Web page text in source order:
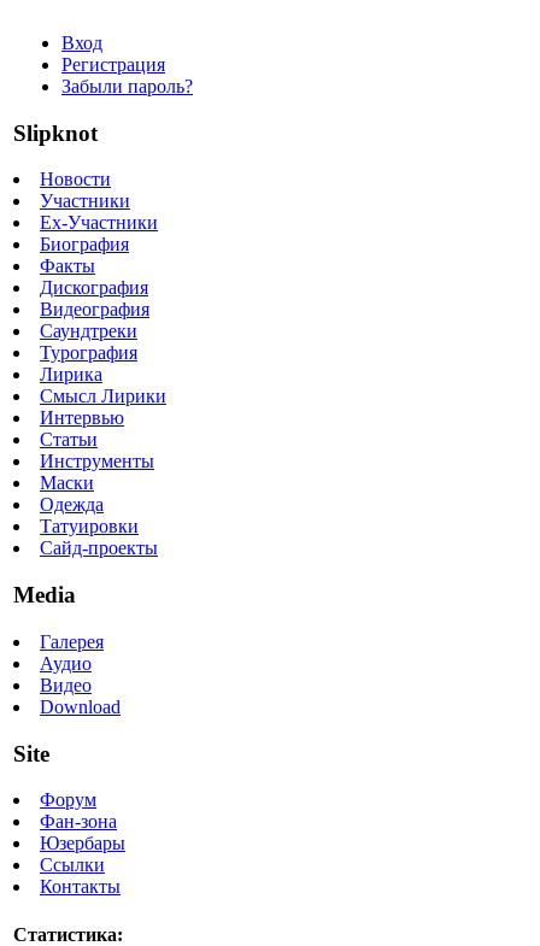
Вход
Регистрация
Забыли пароль?
Slipknot
Новости
Участники
Ex-Участники
Биография
Факты
Дискография
Видеография
Саундтреки
Турография
Лирика
Смысл Лирики
Интервью
Статьи
Инструменты
Маски
Одежда
Татуировки
Сайд-проекты
Media
Галерея
Аудио
Видео
Download
Site
Форум
Фан-зона
Юзербары
Ссылки
Контакты
Статистика: